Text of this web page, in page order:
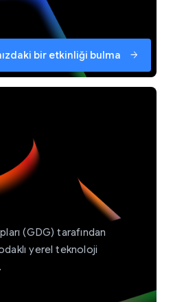
bir etkinliği bulma arrow_forward
(GDG) tarafından
yerel teknoloji